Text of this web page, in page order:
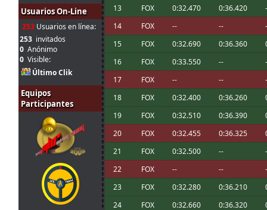
22 jul. 18:06
Ikarus:
Disculpadme por la última carrera,
fastidió la conexión con el PC de la
20 jul. 19:14 A.Bonilla
canaria pero acabo de ver que es 21:15
mal. Nos vemos pronto!!
20 jul. 17:31
Marcos Z.: Chicos, hoy no puedo correr, sorry!!
20 jul. 10:10
A.Bonilla
Gracias, luego pruebo e intento
mono de vuelta
20 jul. 9:52
mitsumeku Enlaceahí hay 4 para esta pista. Yo de
un poco el de johneysvk
20 jul. 9:15
A.Bonilla:
Hola chicos! Alguien puede
poco e intentar correr esta noche?
16 jul. 7:48
Mito21
A mi me gustó tanto el Audi R8 que
verdad :-D
15 jul. 16:00
Ikarus
A mi también me gustó mucho el coche
15 jul. 8:48
loopingz
*ganar
Usuarios On-Line
253 Usuarios en línea:
253 invitados
0 Anónimo
0 Visible:
Último Clik
Equipos
Participantes
13
FOX 0:32.470 0:36.420
14
FOX -- --
15
FOX 0:32.690 0:36.360
16
FOX 0:33.550 --
17
FOX -- --
18
FOX 0:32.400 0:36.260
19
FOX 0:32.510 0:36.390
20
FOX 0:32.455 0:36.325
21
FOX 0:32.500 --
22
FOX -- --
23
FOX 0:32.280 0:36.210
24
FOX 0:32.660 0:36.320